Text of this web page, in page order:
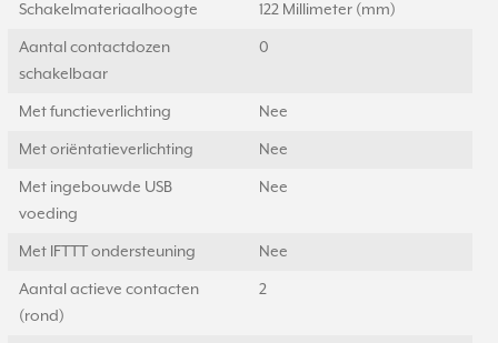
Schakelmateriaalhoogte 122 Millimeter (mm)
Aantal contactdozen
schakelbaar
0
Met functieverlichting Nee
Met oriëntatieverlichting Nee
Met ingebouwde USB
voeding
Nee
Met IFTTT ondersteuning Nee
Aantal actieve contacten
(rond)
2